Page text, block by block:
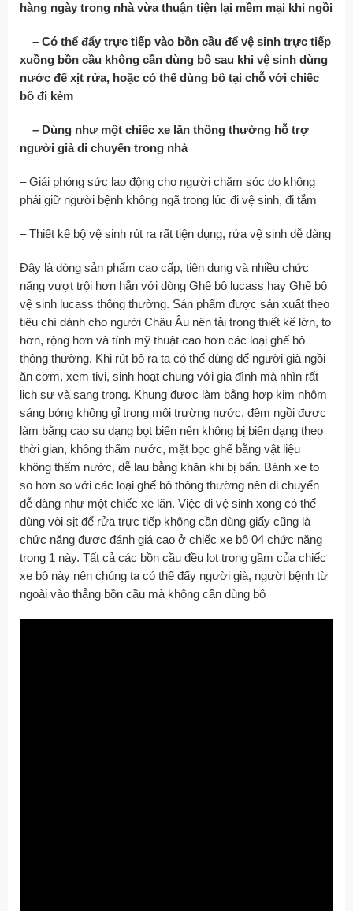
hàng ngày trong nhà vừa thuận tiện lại mềm mại khi ngồi
– Có thể đẩy trực tiếp vào bồn cầu để vệ sinh trực tiếp
xuồng bồn cầu không cần dùng bô sau khi vệ sinh dùng
nước để xịt rửa, hoặc có thể dùng bô tại chỗ với chiếc
bô đi kèm
– Dùng như một chiếc xe lăn thông thường hỗ trợ
người già di chuyển trong nhà
– Giải phóng sức lao động cho người chăm sóc do không
phải giữ người bệnh không ngã trong lúc đi vệ sinh, đi tắm
– Thiết kế bộ vệ sinh rút ra rất tiện dụng, rửa vệ sinh dễ dàng
Đây là dòng sản phẩm cao cấp, tiện dụng và nhiều chức
năng vượt trội hơn hẳn với dòng Ghế bô lucass hay Ghế bô
vệ sinh lucass thông thường. Sản phẩm được sản xuất theo
tiêu chí dành cho người Châu Âu nên tải trong thiết kế lớn, to
hơn, rộng hơn và tính mỹ thuật cao hơn các loại ghế bô
thông thường. Khi rút bô ra ta có thể dùng để người già ngồi
ăn cơm, xem tivi, sinh hoạt chung với gia đình mà nhìn rất
lịch sự và sang trọng. Khung được làm bằng hợp kim nhôm
sáng bóng không gỉ trong môi trường nước, đệm ngồi được
làm bằng cao su dạng bọt biển nên không bị biến dạng theo
thời gian, không thấm nước, mặt bọc ghế bằng vật liệu
không thấm nước, dễ lau bằng khăn khi bị bẩn. Bánh xe to
so hơn so với các loại ghế bô thông thường nên di chuyển
dễ dàng như một chiếc xe lăn. Việc đi vệ sinh xong có thể
dùng vòi sịt để rửa trực tiếp không cần dùng giấy cũng là
chức năng được đánh giá cao ở chiếc xe bô 04 chức năng
trong 1 này. Tất cả các bồn cầu đều lọt trong gầm của chiếc
xe bô này nên chúng ta có thể đẩy người già, người bệnh từ
ngoài vào thẳng bồn cầu mà không cần dùng bô